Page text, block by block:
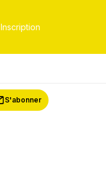
Inscription
S'abonner